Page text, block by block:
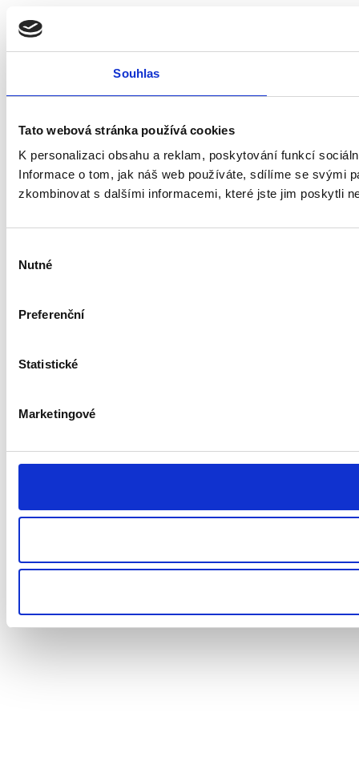
Souhlas
Tato webová stránka používá cookies
K personalizaci obsahu a reklam, poskytování funkcí
Informace o tom, jak náš web používáte, sdílíme se svými
zkombinovat s dalšími informacemi, které jste jim poskytli
souhlasu
Nutné
Preferenční
Statistické
Marketingové